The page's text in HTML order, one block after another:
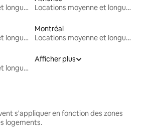
Locations moyenne et longue durée
Locations moyenne et longue durée
Locations moyenne et longue durée
Montréal
Locations moyenne et longue durée
Locations moyenne et longue durée
Afficher plus
s'appliquer en fonction des zones
logements.